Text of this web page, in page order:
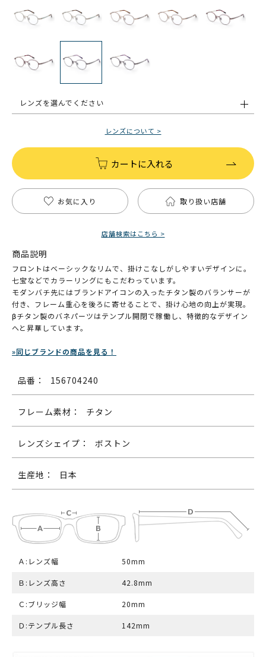
レンズを選んでください
レンズについて >
カートに入れる
お気に入り 取り扱い店舗
店舗検索はこちら >
商品説明
フロントはベーシックなリムで、掛けこなしがしやすいデザインに。
七宝などでカラーリングにもこだわっています。
モダンバチ先にはブランドアイコンの入ったチタン製のバランサーが
付き、フレーム重心を後ろに寄せることで、掛け心地の向上が実現。
βチタン製のバネパーツはテンプル開閉で稼働し、特徴的なデザイン
へと昇華しています。
»同じブランドの商品を見る！
品番： 156704240
フレーム素材： チタン
レンズシェイプ： ボストン
生産地： 日本
Ａ:レンズ幅 50mm
Ｂ:レンズ高さ 42.8mm
Ｃ:ブリッジ幅 20mm
Ｄ:テンプル長さ 142mm